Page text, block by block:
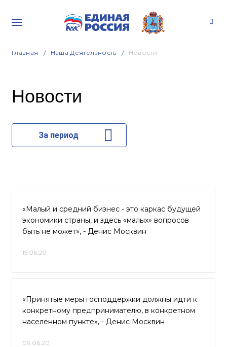
Главная Наша Деятельность Новости
Новости
За период
«Малый и средний бизнес - это каркас будущей
экономики страны, и здесь «малых» вопросов
быть не может», - Денис Москвин
15.06.20
«Принятые меры господдержки должны идти к
конкретному предпринимателю, в конкретном
населенном пункте», - Денис Москвин
09.06.20